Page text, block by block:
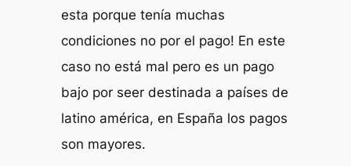
esta porque tenía muchas
condiciones no por el pago! En este
caso no está mal pero es un pago
bajo por seer destinada a países de
latino américa, en España los pagos
son mayores.